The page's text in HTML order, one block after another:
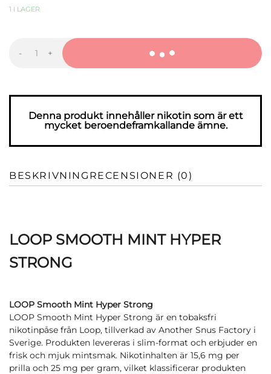
-LOOP
Strong
+
Denna produkt innehåller nikotin som är ett
mycket beroendeframkallande ämne.
BESKRIVNING RECENSIONER (0)
LOOP SMOOTH MINT HYPER
STRONG
LOOP Smooth Mint Hyper Strong
LOOP Smooth Mint Hyper Strong är en tobaksfri
nikotinpåse från Loop, tillverkad av Another Snus Factory i
Sverige. Produkten levereras i slim-format och erbjuder en
frisk och mjuk mintsmak. Nikotinhalten är 15,6 mg per
prilla och 25 mg per gram, vilket klassificerar produkten